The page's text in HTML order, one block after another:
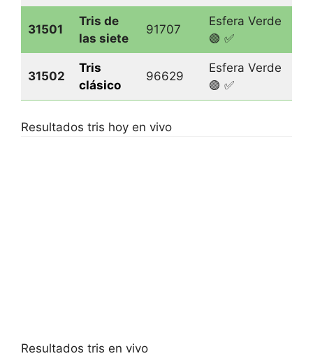
31501
Tris de
las siete
91707
Esfera Verde
🟢 ✅
31502
Tris
clásico
96629
Esfera Verde
🟢 ✅
Resultados tris hoy en vivo
Resultados tris en vivo